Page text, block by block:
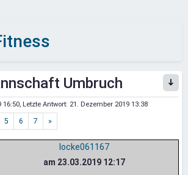
Umbruch
16:50, Letzte Antwort: 21. Dezember 2019 13:38
5 6 7 »
locke061167
am 23.03.2019 12:17